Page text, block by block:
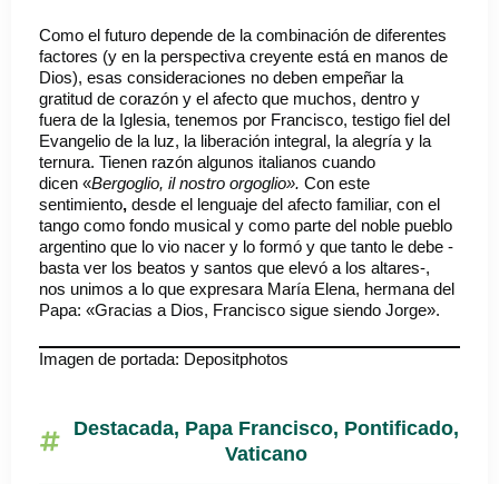
Como el futuro depende de la combinación de diferentes
factores (y en la perspectiva creyente está en manos de
Dios), esas consideraciones no deben empeñar la
gratitud de corazón y el afecto que muchos, dentro y
fuera de la Iglesia, tenemos por Francisco, testigo fiel del
Evangelio de la luz, la liberación integral, la alegría y la
ternura. Tienen razón algunos italianos cuando
dicen «Bergoglio, il nostro orgoglio». Con este
sentimiento, desde el lenguaje del afecto familiar, con el
tango como fondo musical y como parte del noble pueblo
argentino que lo vio nacer y lo formó y que tanto le debe -
basta ver los beatos y santos que elevó a los altares-,
nos unimos a lo que expresara María Elena, hermana del
Papa: «Gracias a Dios, Francisco sigue siendo Jorge».
Imagen de portada: Depositphotos
Destacada, Papa Francisco, Pontificado,
Vaticano